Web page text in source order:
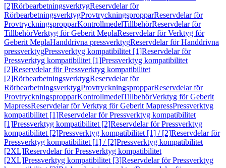
[2]RörbearbetningsverktygReservdelar för
RörbearbetningsverktygProvtryckningspropparReservdelar för
ProvtryckningspropparKontrollmedelTillbehörReservdelar för
TillbehörVerktyg för Geberit MeplaReservdelar för Verktyg för
Geberit MeplaHanddrivna pressverktygReservdelar för Handdrivna
pressverktygPressverktyg kompatibilitet [1]Reservdelar för
Pressverktyg kompatibilitet [1]Pressverktyg kompatibilitet
[2]Reservdelar för Pressverktyg kompatibilitet
[2]RörbearbetningsverktygReservdelar för
RörbearbetningsverktygProvtryckningspropparReservdelar för
ProvtryckningspropparKontrollmedelTillbehörVerktyg för Geberit
MapressReservdelar för Verktyg för Geberit MapressPressverktyg
kompatibilitet [1]Reservdelar för Pressverktyg kompatibilitet
[1]Pressverktyg kompatibilitet [2]Reservdelar för Pressverktyg
kompatibilitet [2]Pressverktyg kompatibilitet [1] / [2]Reservdelar för
Pressverktyg kompatibilitet [1] / [2]Pressverktyg kompatibilitet
[2XL]Reservdelar för Pressverktyg kompatibilitet
[2XL]Pressverktyg kompatibilitet [3]Reservdelar för Pressverktyg